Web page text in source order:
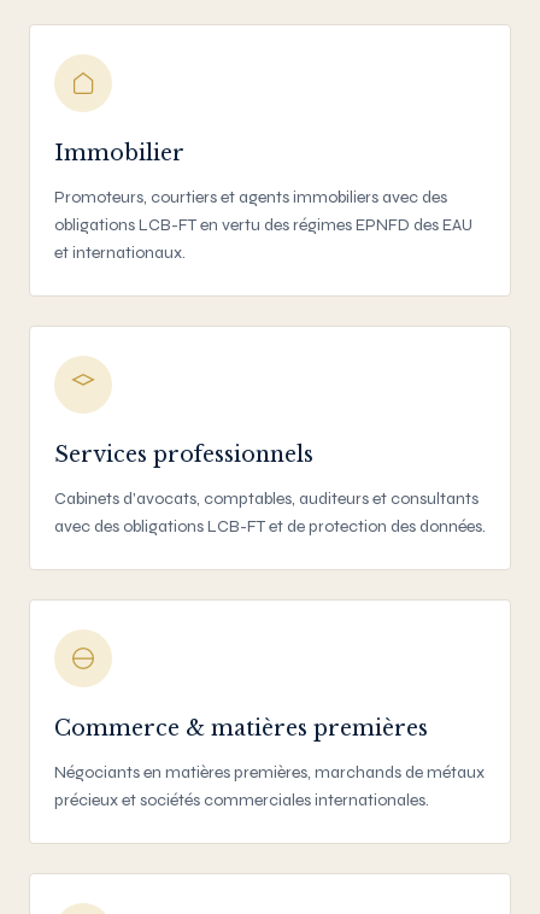
Immobilier
Promoteurs, courtiers et agents immobiliers avec des
obligations LCB-FT en vertu des régimes EPNFD des EAU
et internationaux.
Services professionnels
Cabinets d'avocats, comptables, auditeurs et consultants
avec des obligations LCB-FT et de protection des données.
Commerce & matières premières
Négociants en matières premières, marchands de métaux
précieux et sociétés commerciales internationales.